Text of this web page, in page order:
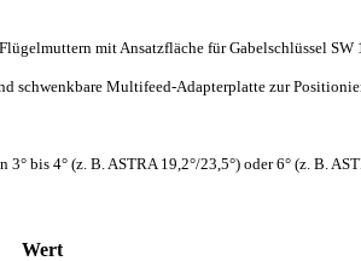
mit Ansatzfläche für Gabelschlüssel SW
schwenkbare Multifeed-Adapterplatte zur
bis 4° (z. B. ASTRA 19,2°/23,5°) oder 6° (z. B.
Wert